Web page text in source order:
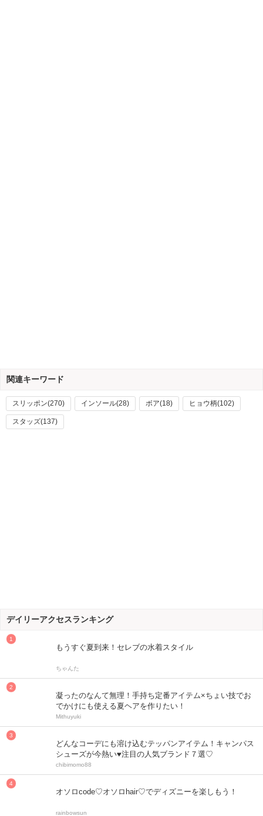
関連キーワード
スリッポン(270) インソール(28) ボア(18) ヒョウ柄(102)
スタッズ(137)
デイリーアクセスランキング
もうすぐ夏到来！セレブの水着スタイル
ちゃんた
凝ったのなんて無理！手持ち定番アイテム×ちょい技でお
でかけにも使える夏ヘアを作りたい！
Mithuyuki
どんなコーデにも溶け込むテッパンアイテム！キャンパス
シューズが今熱い♥注目の人気ブランド７選♡
chibimomo88
オソロcode♡オソロhair♡でディズニーを楽しもう！
rainbowsun